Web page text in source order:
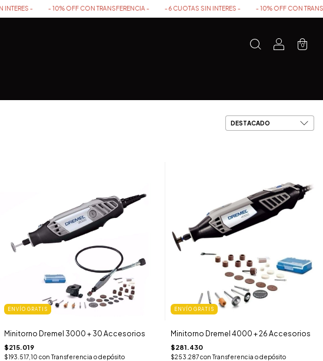
- 10% OFF CON TRANSFERENCIA - - 6 CUOTAS SIN INTERES - - 10% OFF CON TRANSFERENCIA -
0
ENVÍO GRATIS
Minitorno Dremel 3000 + 30 Accesorios
$215.019
$193.517,10 con Transferencia o depósito
ENVÍO GRATIS
Minitorno Dremel 4000 + 26 Accesorios
$281.430
$253.287con Transferencia o depósito